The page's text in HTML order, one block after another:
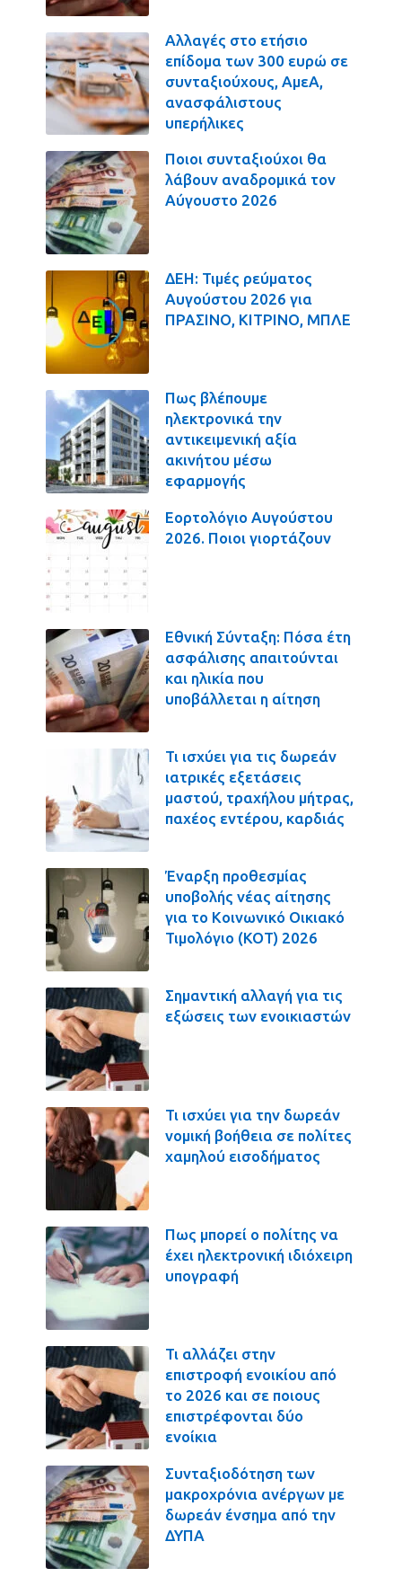
Αλλαγές στο ετήσιο
επίδομα των 300 ευρώ σε
συνταξιούχους, ΑμεΑ,
ανασφάλιστους
υπερήλικες
Ποιοι συνταξιούχοι θα
λάβουν αναδρομικά τον
Αύγουστο 2026
ΔΕΗ: Τιμές ρεύματος
Αυγούστου 2026 για
ΠΡΑΣΙΝΟ, ΚΙΤΡΙΝΟ, ΜΠΛΕ
Πως βλέπουμε
ηλεκτρονικά την
αντικειμενική αξία
ακινήτου μέσω
εφαρμογής
Εορτολόγιο Αυγούστου
2026. Ποιοι γιορτάζουν
Εθνική Σύνταξη: Πόσα έτη
ασφάλισης απαιτούνται
και ηλικία που
υποβάλλεται η αίτηση
Τι ισχύει για τις δωρεάν
ιατρικές εξετάσεις
μαστού, τραχήλου μήτρας,
παχέος εντέρου, καρδιάς
Έναρξη προθεσμίας
υποβολής νέας αίτησης
για το Κοινωνικό Οικιακό
Τιμολόγιο (ΚΟΤ) 2026
Σημαντική αλλαγή για τις
εξώσεις των ενοικιαστών
Τι ισχύει για την δωρεάν
νομική βοήθεια σε πολίτες
χαμηλού εισοδήματος
Πως μπορεί ο πολίτης να
έχει ηλεκτρονική ιδιόχειρη
υπογραφή
Τι αλλάζει στην
επιστροφή ενοικίου από
το 2026 και σε ποιους
επιστρέφονται δύο
ενοίκια
Συνταξιοδότηση των
μακροχρόνια ανέργων με
δωρεάν ένσημα από την
ΔΥΠΑ